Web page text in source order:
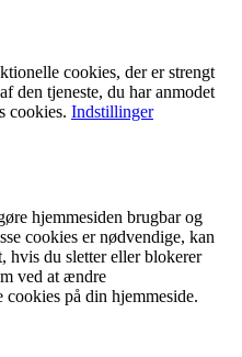
cookies, der er strengt
den tjeneste, du har anmodet
cookies. Indstillinger
hjemmesiden brugbar og
cookies er nødvendige, kan
hvis du sletter eller blokerer
ved at ændre
på din hjemmeside.